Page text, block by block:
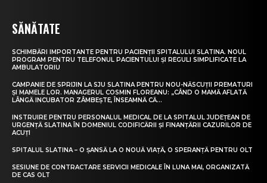
SĂNĂTATE
SCHIMBĂRI IMPORTANTE PENTRU PACIENȚII SPITALULUI SLATINA. NOUL
PROGRAM PENTRU TELEFONUL PACIENTULUI ȘI REGULI SIMPLIFICATE LA
AMBULATORIU
CAMPANIE DE SPRIJIN LA SJU SLATINA PENTRU NOU-NĂSCUȚII PREMATURI
ȘI MAMELE LOR. MANAGERUL COSMIN FLOREANU: „CÂND O MAMĂ AFLATĂ
LÂNGĂ INCUBATOR ZÂMBEȘTE, ÎNSEAMNĂ CĂ...
INSTRUIRE PENTRU PERSONALUL MEDICAL DE LA SPITALUL JUDEȚEAN DE
URGENȚĂ SLATINA ÎN DOMENIUL CODIFICĂRII ȘI FINANȚĂRII CAZURILOR DE
ACUȚI
SPITALUL SLATINA – O ȘANSĂ LA O NOUĂ VIAȚĂ, O SPERANȚĂ PENTRU OLT
SESIUNE DE CONTRACTARE SERVICII MEDICALE ÎN LUNA MAI, ORGANIZATĂ
DE CAS OLT